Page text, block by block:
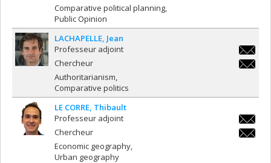
Comparative political planning
Public Opinion
LACHAPELLE Jean
Professeur adjoint
Chercheur
Authoritarianism
Comparative politics
LE CORRE Thibault
Professeur adjoint
Chercheur
Economic geography
Urban geography